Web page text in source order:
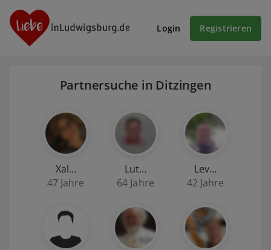
Login Registrieren
Partnersuche in Ditzingen
Xal…
47 Jahre
Lut…
64 Jahre
Lev…
42 Jahre